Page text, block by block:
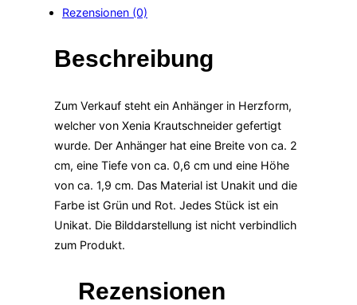
Menge
Rezensionen (0)
Beschreibung
Zum Verkauf steht ein Anhänger in Herzform,
welcher von Xenia Krautschneider gefertigt
wurde. Der Anhänger hat eine Breite von ca. 2
cm, eine Tiefe von ca. 0,6 cm und eine Höhe
von ca. 1,9 cm. Das Material ist Unakit und die
Farbe ist Grün und Rot. Jedes Stück ist ein
Unikat. Die Bilddarstellung ist nicht verbindlich
zum Produkt.
Rezensionen